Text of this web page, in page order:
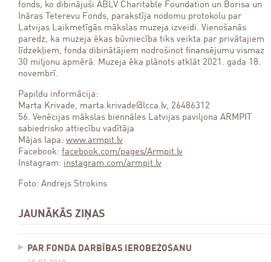
fonds, ko dibinājuši ABLV Charitable Foundation un Borisa un
Ināras Teterevu Fonds, parakstīja nodomu protokolu par
Latvijas Laikmetīgās mākslas muzeja izveidi. Vienošanās
paredz, ka muzeja ēkas būvniecība tiks veikta par privātajiem
līdzekļiem, fonda dibinātājiem nodrošinot finansējumu vismaz
30 miljonu apmērā. Muzeja ēka plānots atklāt 2021. gada 18.
novembrī.
Papildu informācija:
Marta Krivade, marta.krivade@lcca.lv, 26486312
56. Venēcijas mākslas biennāles Latvijas paviljona ARMPIT
sabiedrisko attiecību vadītāja
Mājas lapa: www.armpit.lv
Facebook: facebook.com/pages/Armpit.lv
Instagram: instagram.com/armpit.lv
Foto: Andrejs Strokins
JAUNĀKĀS ZIŅAS
PAR FONDA DARBĪBAS IEROBEŽOŠANU